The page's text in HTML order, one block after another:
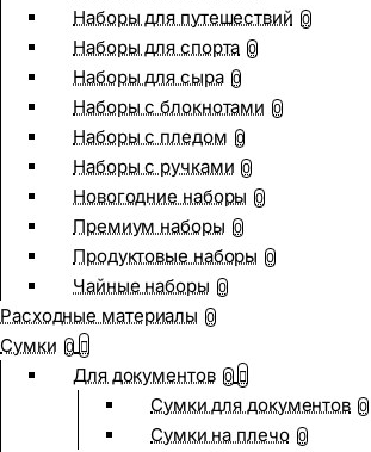
Наборы для путешествий 0
Наборы для спорта 0
Наборы для сыра 0
Наборы с блокнотами 0
Наборы с пледом 0
Наборы с ручками 0
Новогодние наборы 0
Премиум наборы 0
Продуктовые наборы 0
Чайные наборы 0
Расходные материалы 0
Сумки 0
Для документов 0
Сумки для документов 0
Сумки на плечо 0